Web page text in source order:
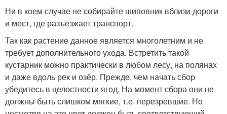
Ни в коем случае не собирайте шиповник вблизи дороги
и мест, где разъезжает транспорт.
Так как растение данное является многолетним и не
требует дополнительного ухода. Встретить такой
кустарник можно практически в любом лесу, на полянах
и даже вдоль рек и озёр. Прежде, чем начать сбор
убедитесь в целостности ягод. На момент сбора они не
должны быть слишком мягкие, т.е. перезревшие. Но